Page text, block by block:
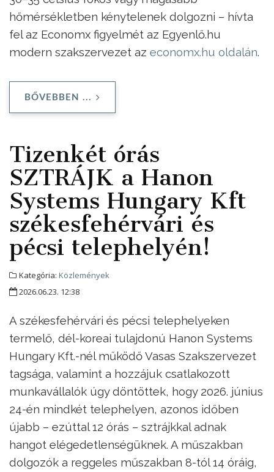
hőmérsékletben kénytelenek dolgozni – hívta
fel az Economx figyelmét az Egyenlő.hu
modern szakszervezet az economx.hu oldalán.
BŐVEBBEN ...
Tizenkét órás
SZTRÁJK a Hanon
Systems Hungary Kft
székesfehérvári és
pécsi telephelyén!
Kategória: Közlemények
2026.06.23. 12:38
A székesfehérvári és pécsi telephelyeken
termelő, dél-koreai tulajdonú Hanon Systems
Hungary Kft.-nél működő Vasas Szakszervezet
tagsága, valamint a hozzájuk csatlakozott
munkavállalók úgy döntöttek, hogy 2026. június
24-én mindkét telephelyen, azonos időben
újabb – ezúttal 12 órás – sztrájkkal adnak
hangot elégedetlenségüknek. A műszakban
dolgozók a reggeles műszakban 8-tól 14 óráig,